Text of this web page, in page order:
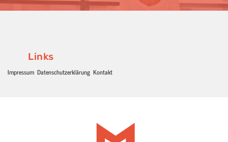
Links
Impressum Datenschutzerklärung Kontakt